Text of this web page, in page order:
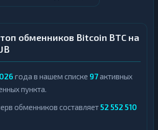
обменников Bitcoin BTC на
года в нашем списке 97активных
пункта.
обменников составляет52 552 510